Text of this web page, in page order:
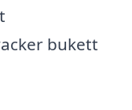
bukett